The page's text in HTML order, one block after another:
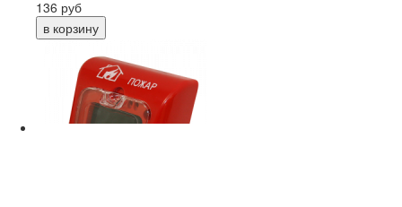
136 руб